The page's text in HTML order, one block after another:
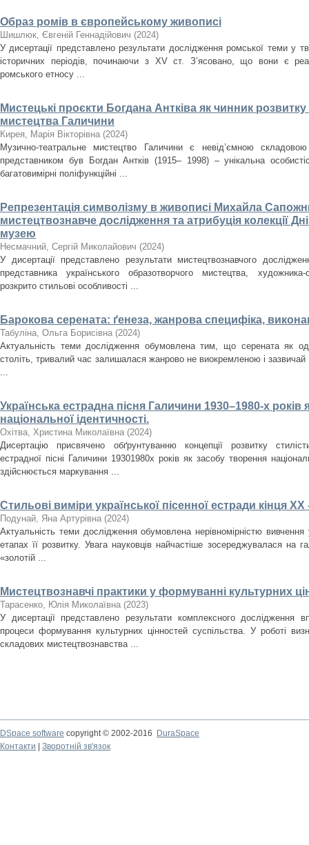
Образ ромів в європейському живописі
Шишлюк, Євгеній Геннадійович (2024)
У дисертації представлено результати дослідження ромської теми у
історичних періодів, починаючи з XV ст. З’ясовано, що вони є
ромського етносу ...
Мистецькі проєкти Богдана Антківа як чинник
мистецтва Галичини
Кирея, Марія Вікторівна (2024)
Музично-театральне мистецтво Галичини є невід’ємною
представником був Богдан Антків (1915– 1998) – унікальна
багатовимірні поліфункційні ...
Репрезентація символізму в живописі Михайла
мистецтвознавче дослідження та атрибуція колекції
музею
Несмачний, Сергій Миколайович (2024)
У дисертації представлено результати мистецтвознавчого
представника українського образотворчого мистецтва,
розкрито стильові особливості ...
Барокова серената: ґенеза, жанрова специфіка,
Табуліна, Ольга Борисівна (2024)
Актуальність теми дослідження обумовлена тим, що серената як
століть, тривалий час залишалася жанрово не виокремленою і зазвичай
...
Українська естрадна пісня Галичини 1930–1980-­х років
національної ідентичності.
Охітва, Христина Миколаївна (2024)
Дисертацію присвячено обґрунтуванню концепції розвитку
естрадної пісні Галичини 1930­1980­х років як засобу творення
здійснюється маркування ...
Стильові виміри української пісенної естради кінця ХХ
Подунай, Яна Артурівна (2024)
Актуальність теми дослідження обумовлена нерівномірністю вивчення
етапах її розвитку. Увага науковців найчастіше зосереджувалася на
«золотій ...
Мистецтвознавчі практики у формуванні культурних
Тарасенко, Юлія Миколаївна (2023)
У дисертації представлено результати комплексного дослідження
процеси формування культурних цінностей суспільства. У роботі
складових мистецтвознавства ...
DSpace software copyright © 2002-2016
DuraSpace
Контакти
Зворотній зв'язок